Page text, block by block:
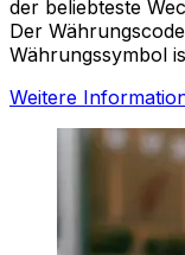
der beliebteste
Der
Währungssymbol
Weitere